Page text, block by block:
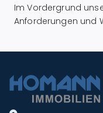
Im Vordergrund
Anforderungen und